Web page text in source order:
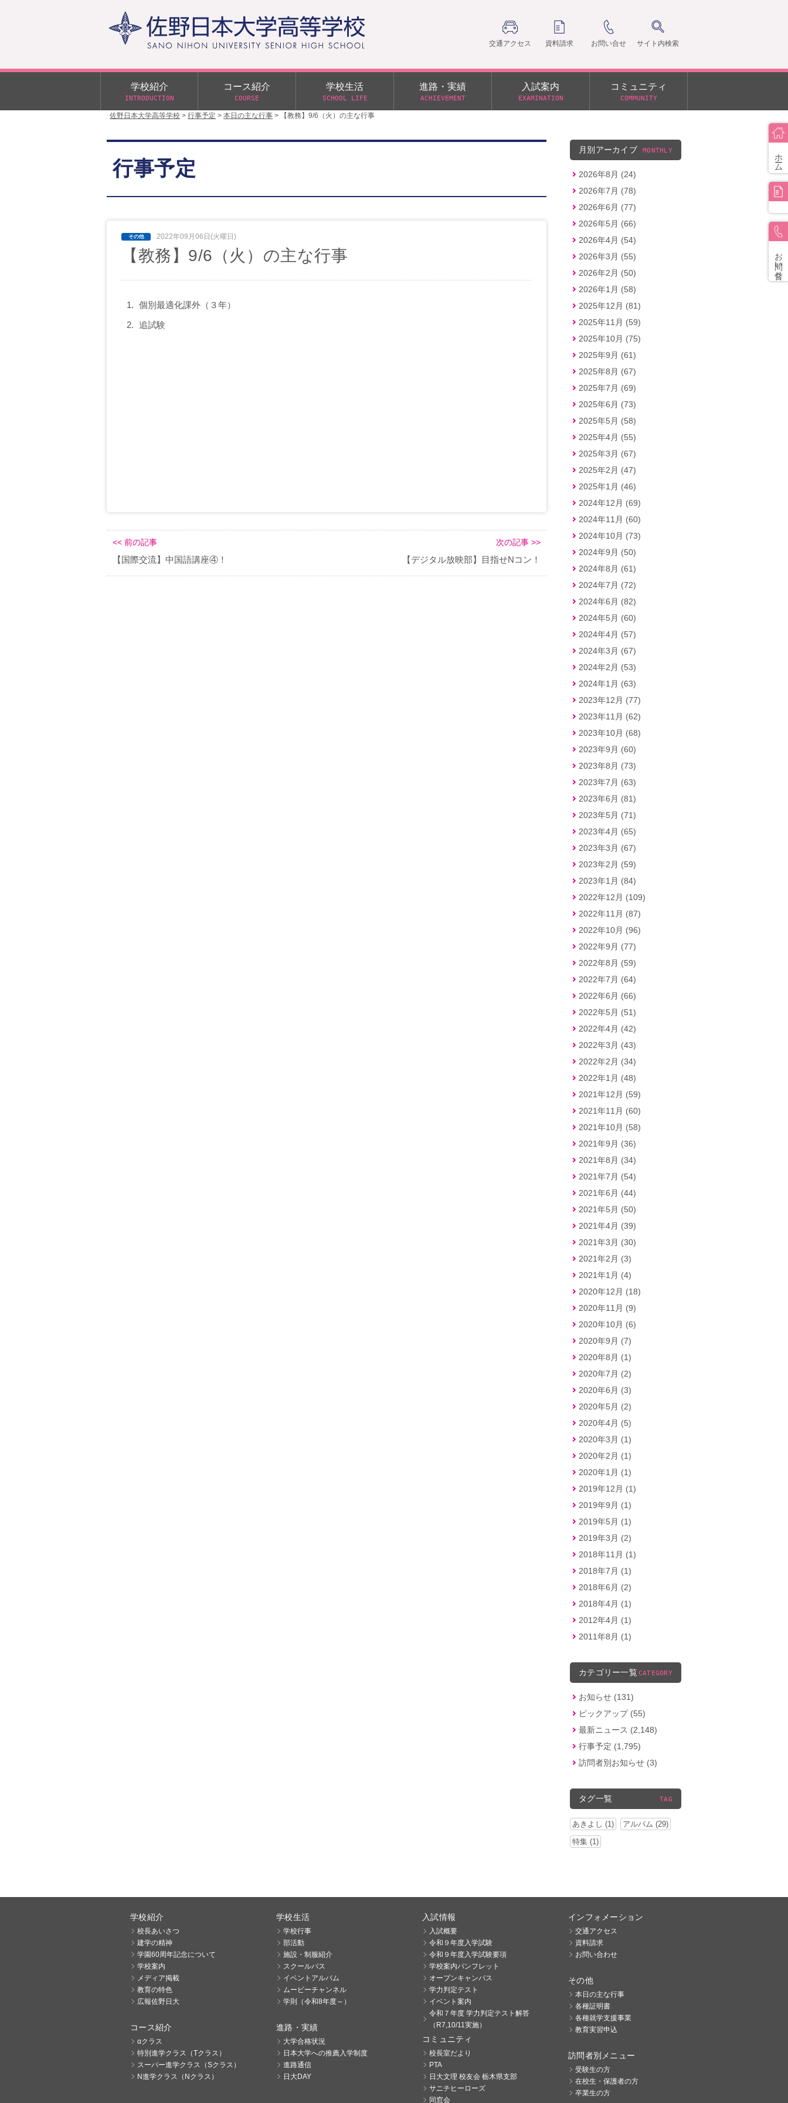
ホーム
お問い合せ
交通アクセス 資料請求 お問い合せ サイト内検索
佐野日本大学高等学校 > 行事予定 > 本日の主な行事 > 【教務】9/6（火）の主な行事
学校紹介
INTRODUCTION
学校案内
広報佐野日大
コース紹介
COURSE
αクラス 特別進学クラス（Tクラス）
ス）
N進学クラス（Nクラス）
学校生活
SCHOOL LIFE
スクールバス
学則（令和8年度～）
進路・実績
ACHIEVEMENT
日大DAY
入試案内
EXAMINATION
学校案内パンフレット
令和７年度 学力判定テスト
コミュニティ
COMMUNITY
サニチヒーローズ
行事予定
2022年09月06日(火曜日)
【教務】9/6（火）の主な行事
個別最適化課外（３年）
追試験
<< 前の記事
【国際交流】中国語講座④！
次の記事 >>
【デジタル放映部】目指せNコン！
月別アーカイブ MONTHLY
2026年8月 (24)
2026年7月 (78)
2026年6月 (77)
2026年5月 (66)
2026年4月 (54)
2026年3月 (55)
2026年2月 (50)
2026年1月 (58)
2025年12月 (81)
2025年11月 (59)
2025年10月 (75)
2025年9月 (61)
2025年8月 (67)
2025年7月 (69)
2025年6月 (73)
2025年5月 (58)
2025年4月 (55)
2025年3月 (67)
2025年2月 (47)
2025年1月 (46)
2024年12月 (69)
2024年11月 (60)
2024年10月 (73)
2024年9月 (50)
2024年8月 (61)
2024年7月 (72)
2024年6月 (82)
2024年5月 (60)
2024年4月 (57)
2024年3月 (67)
2024年2月 (53)
2024年1月 (63)
2023年12月 (77)
2023年11月 (62)
2023年10月 (68)
2023年9月 (60)
2023年8月 (73)
2023年7月 (63)
2023年6月 (81)
2023年5月 (71)
2023年4月 (65)
2023年3月 (67)
2023年2月 (59)
2023年1月 (84)
2022年12月 (109)
2022年11月 (87)
2022年10月 (96)
2022年9月 (77)
2022年8月 (59)
2022年7月 (64)
2022年6月 (66)
2022年5月 (51)
2022年4月 (42)
2022年3月 (43)
2022年2月 (34)
2022年1月 (48)
2021年12月 (59)
2021年11月 (60)
2021年10月 (58)
2021年9月 (36)
2021年8月 (34)
2021年7月 (54)
2021年6月 (44)
2021年5月 (50)
2021年4月 (39)
2021年3月 (30)
2021年2月 (3)
2021年1月 (4)
2020年12月 (18)
2020年11月 (9)
2020年10月 (6)
2020年9月 (7)
2020年8月 (1)
2020年7月 (2)
2020年6月 (3)
2020年5月 (2)
2020年4月 (5)
2020年3月 (1)
2020年2月 (1)
2020年1月 (1)
2019年12月 (1)
2019年9月 (1)
2019年5月 (1)
2019年3月 (2)
2018年11月 (1)
2018年7月 (1)
2018年6月 (2)
2018年4月 (1)
2012年4月 (1)
2011年8月 (1)
カテゴリー一覧 CATEGORY
お知らせ (131)
ピックアップ (55)
最新ニュース (2,148)
行事予定 (1,795)
訪問者別お知らせ (3)
タグ一覧 TAG
あきよし (1)
アルバム (29)
特集 (1)
学校紹介
校長あいさつ
建学の精神
学園60周年記念について
学校案内
メディア掲載
教育の特色
広報佐野日大
コース紹介
αクラス
特別進学クラス（Tクラス）
スーパー進学クラス（Sクラス）
N進学クラス（Nクラス）
学校生活
学校行事
部活動
施設・制服紹介
スクールバス
イベントアルバム
ムービーチャンネル
学則（令和8年度～）
進路・実績
大学合格状況
日本大学への推薦入学制度
進路通信
日大DAY
入試情報
入試概要
令和９年度入学試験
令和９年度入学試験要項
学校案内パンフレット
オープンキャンパス
学力判定テスト
イベント案内
令和７年度 学力判定テスト解答
（R7,10/11実施）
コミュニティ
校長室だより
PTA
日大文理 校友会 栃木県支部
サニチヒーローズ
同窓会
インフォメーション
交通アクセス
資料請求
お問い合わせ
その他
本日の主な行事
各種証明書
各種就学支援事業
教育実習申込
訪問者別メニュー
受験生の方
在校生・保護者の方
卒業生の方